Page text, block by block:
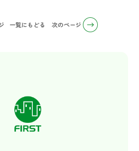
一覧にもどる 次のページ